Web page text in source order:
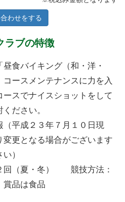
わせをする
ラブの特徴
食バイキング（和・洋・
ースメンテナンスに力を入
スでナイスショットをして
ださい。
平成２３年７月１０日現
更となる場合がございます
）
回（夏・冬） 競技方法：
賞品は食品